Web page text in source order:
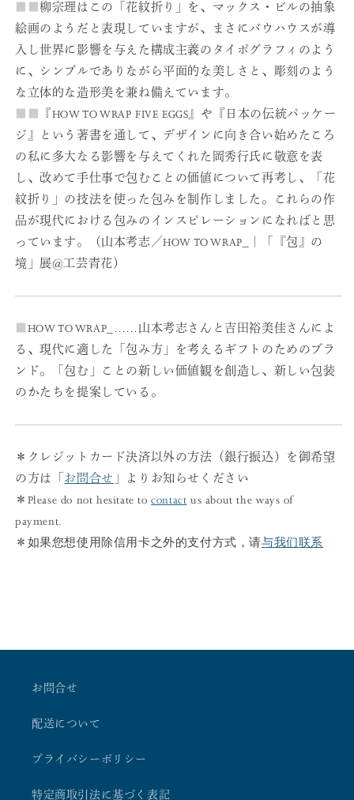
■柳宗理はこの「花紋折り」を、マックス・ビルの抽象
絵画のようだと表現していますが、まさにバウハウスが導
入し世界に影響を与えた構成主義のタイポグラフィのよう
に、シンプルでありながら平面的な美しさと、彫刻のよう
な立体的な造形美を兼ね備えています。
『HOW TO WRAP FIVE EGGS』や『日本の伝統パッケー
ジ』という著書を通して、デザインに向き合い始めたころ
の私に多大なる影響を与えてくれた岡秀行氏に敬意を表
し、改めて手仕事で包むことの価値について再考し、「花
紋折り」の技法を使った包みを制作しました。これらの作
品が現代における包みのインスピレーションになればと思
っています。（山本考志／HOW TO WRAP_｜「『包』の
境」展@工芸青花）
HOW TO WRAP_……山本考志さんと吉田裕美佳さんによ
る、現代に適した「包み方」を考えるギフトのためのブラ
ンド。「包む」ことの新しい価値観を創造し、新しい包装
のかたちを提案している。
＊クレジットカード決済以外の方法（銀行振込）を御希望
の方は「 お問合せ 」よりお知らせください
＊ Please do not hesitate tocontact us about the ways of
payment.
＊ 如果您想使用除信用卡之外的支付方式，请与我们联系
お問合せ
配送について
プライバシーポリシー
特定商取引法に基づく表記